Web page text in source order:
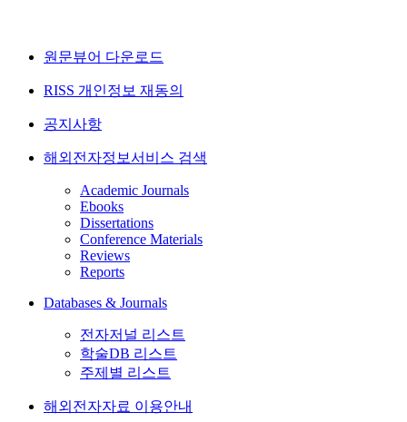
원문뷰어 다운로드
RISS 개인정보 재동의
공지사항
해외전자정보서비스 검색
Academic Journals
Ebooks
Dissertations
Conference Materials
Reviews
Reports
Databases & Journals
전자저널 리스트
학술DB 리스트
주제별 리스트
해외전자자료 이용안내